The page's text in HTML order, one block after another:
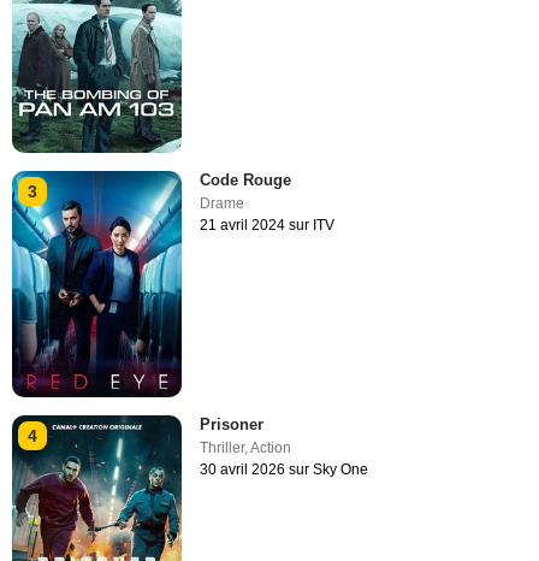
3
Code Rouge
Drame
21 avril 2024 sur ITV
4
Prisoner
Thriller,Action
30 avril 2026 sur Sky One